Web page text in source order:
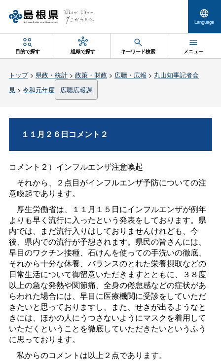
Language
目的で探す 組織で探す キーワード検索 メニュー
トップ> 県政・統計> 政策・財政 > 広聴・広報 > 丸山知事記者会
見> 令和元年度 広聴広報課
１１月２６日コメント２
コメント２）インフルエンザ注意喚起
それから、２点目がインフルエンザ予防についての注
意喚起であります。
厚生労働省は、１１月１５日にインフルエンザが例年
よりも早く流行に入ったという発表をしております。県
内では、まだ流行入りはしておりませんけれども、今
後、県内での流行が予想されます。県民の皆さんには、
早目のワクチン接種、石けんを使っての手洗いの徹底、
それから十分な休養、バランスのとれた栄養摂取などの
日常生活について御留意いただきますとともに、３８度
以上の急な発熱や関節痛、全身の倦怠感などの症状があ
らわれた場合には、早目に医療機関に受診をしていただ
きたいと思っておりますし、また、せきが出るようなと
きには、ほかの人にうつさないようにマスクを着用して
いただくということを徹底していただきたいというふう
に思っております。
私からのコメントは以上２点であります。